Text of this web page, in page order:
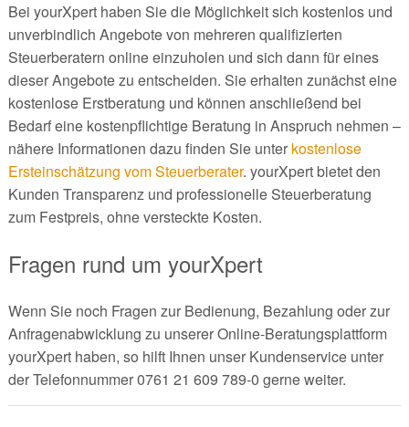
Bei yourXpert haben Sie die Möglichkeit sich kostenlos und
unverbindlich Angebote von mehreren qualifizierten
Steuerberatern online einzuholen und sich dann für eines
dieser Angebote zu entscheiden. Sie erhalten zunächst eine
kostenlose Erstberatung und können anschließend bei
Bedarf eine kostenpflichtige Beratung in Anspruch nehmen –
nähere Informationen dazu finden Sie unter kostenlose
Ersteinschätzung vom Steuerberater. yourXpert bietet den
Kunden Transparenz und professionelle Steuerberatung
zum Festpreis, ohne versteckte Kosten.
Fragen rund um yourXpert
Wenn Sie noch Fragen zur Bedienung, Bezahlung oder zur
Anfragenabwicklung zu unserer Online-Beratungsplattform
yourXpert haben, so hilft Ihnen unser Kundenservice unter
der Telefonnummer 0761 21 609 789-0 gerne weiter.